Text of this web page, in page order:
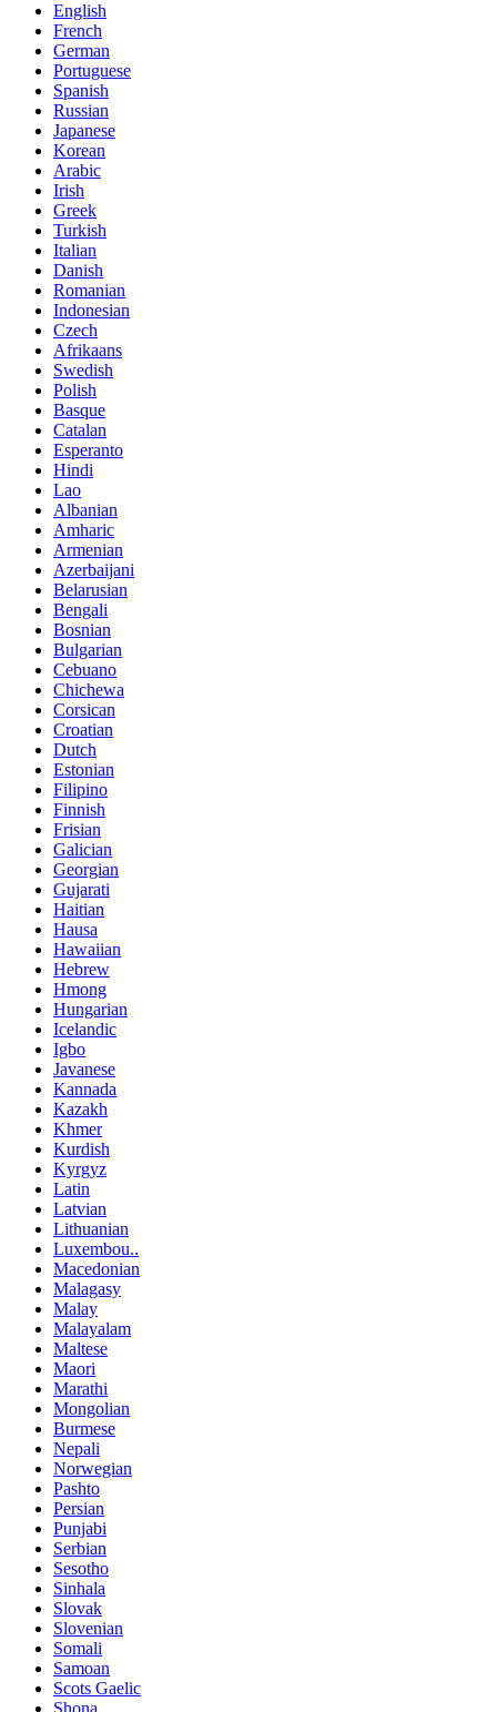
English
French
German
Portuguese
Spanish
Russian
Japanese
Korean
Arabic
Irish
Greek
Turkish
Italian
Danish
Romanian
Indonesian
Czech
Afrikaans
Swedish
Polish
Basque
Catalan
Esperanto
Hindi
Lao
Albanian
Amharic
Armenian
Azerbaijani
Belarusian
Bengali
Bosnian
Bulgarian
Cebuano
Chichewa
Corsican
Croatian
Dutch
Estonian
Filipino
Finnish
Frisian
Galician
Georgian
Gujarati
Haitian
Hausa
Hawaiian
Hebrew
Hmong
Hungarian
Icelandic
Igbo
Javanese
Kannada
Kazakh
Khmer
Kurdish
Kyrgyz
Latin
Latvian
Lithuanian
Luxembou..
Macedonian
Malagasy
Malay
Malayalam
Maltese
Maori
Marathi
Mongolian
Burmese
Nepali
Norwegian
Pashto
Persian
Punjabi
Serbian
Sesotho
Sinhala
Slovak
Slovenian
Somali
Samoan
Scots Gaelic